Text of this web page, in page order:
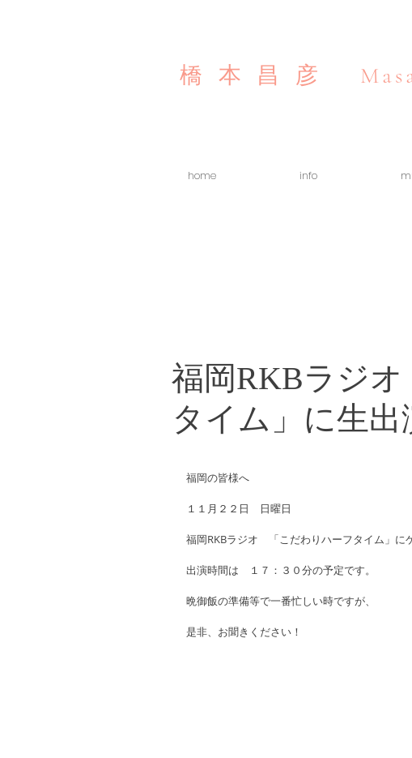
橋本昌彦
home info
福岡RKBラジ
タイム」に生出
福岡の皆様へ
１１月２２日　日曜日
福岡RKBラジオ　「こだわりハーフタイム」に
出演時間は　１７：３０分の予定です。
晩御飯の準備等で一番忙しい時ですが、
是非、お聞きください！